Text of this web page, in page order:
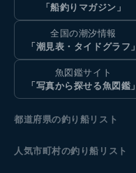
「船釣りマガジン」
全国の潮汐情報
「潮見表・タイドグラフ」
魚図鑑サイト
「写真から探せる魚図鑑」
都道府県の釣り船リスト
人気市町村の釣り船リスト